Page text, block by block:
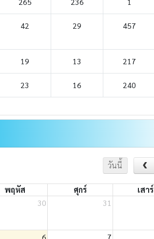
42 29 457
19 13 217
23 16 240
วันนี้
พฤหัส ศุกร์
เสาร์
30 31
6 7